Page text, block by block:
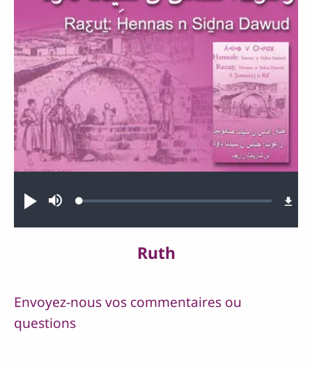
JouerSourdineLoaded:
Ruth
Envoyez-nous vos commentaires ou
questions